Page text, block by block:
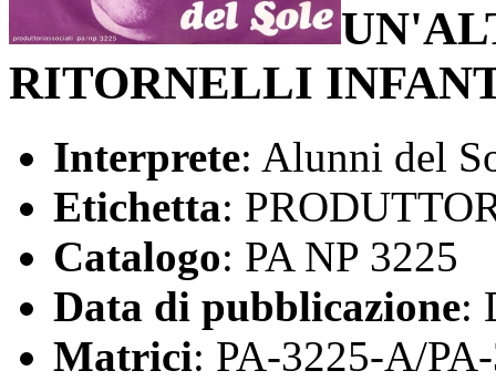
RITORNELLI
Interprete: Alunni del
Etichetta:
Catalogo: PA NP 3225
Data di pubblicazione:
Matrici: PA-3225-A/